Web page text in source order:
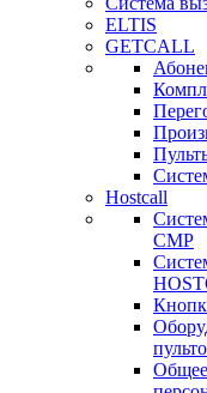
ELTIS
GETCALL
Hostcall
CMP
Общее